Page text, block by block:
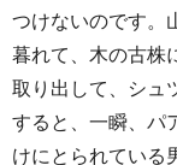
つけないのです。
暮れて、木の古株
取り出して、シュ
すると、一瞬、パ
けにとられている